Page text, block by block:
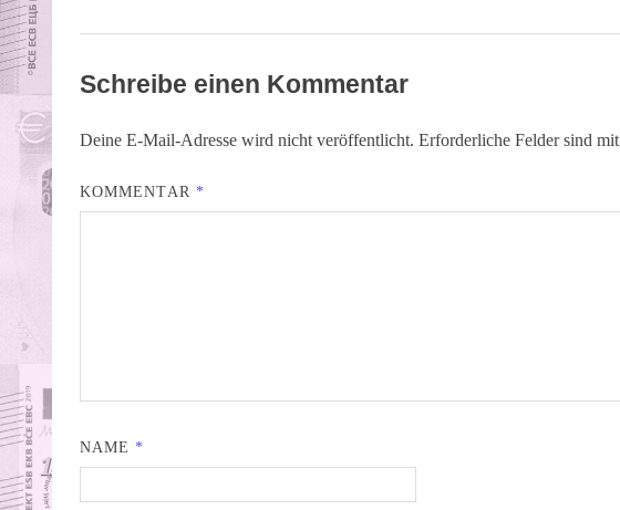
Schreibe einen Kommentar
Deine E-Mail-Adresse wird nicht veröffentlicht. Erforderliche Felder sind mit
KOMMENTAR *
NAME *